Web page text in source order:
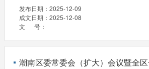
发布日期： 2025-12-09
成文日期： 2025-12-08
文 号：
潮南区委常委会（扩大）会议暨全